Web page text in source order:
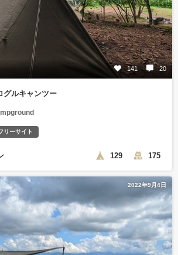
141 20
グルキャンツー
リーサイト
129 175
2022年9月4日